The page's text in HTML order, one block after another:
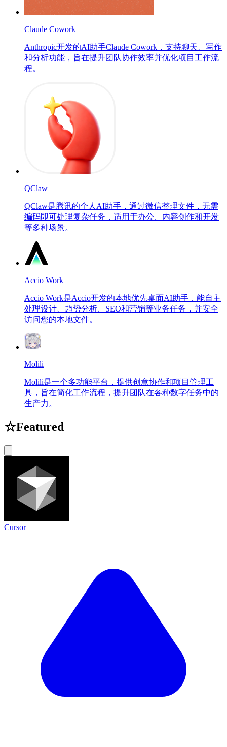
Claude Cowork
Anthropic开发的AI助手Claude Cowork，支持聊天、写作
和分析功能，旨在提升团队协作效率并优化项目工作流
程。
QClaw
QClaw是腾讯的个人AI助手，通过微信整理文件，无需
编码即可处理复杂任务，适用于办公、内容创作和开发
等多种场景。
Accio Work
Accio Work是Accio开发的本地优先桌面AI助手，能自主
处理设计、趋势分析、SEO和营销等业务任务，并安全
访问您的本地文件。
Molili
Molili是一个多功能平台，提供创意协作和项目管理工
具，旨在简化工作流程，提升团队在各种数字任务中的
生产力。
☆Featured
Cursor